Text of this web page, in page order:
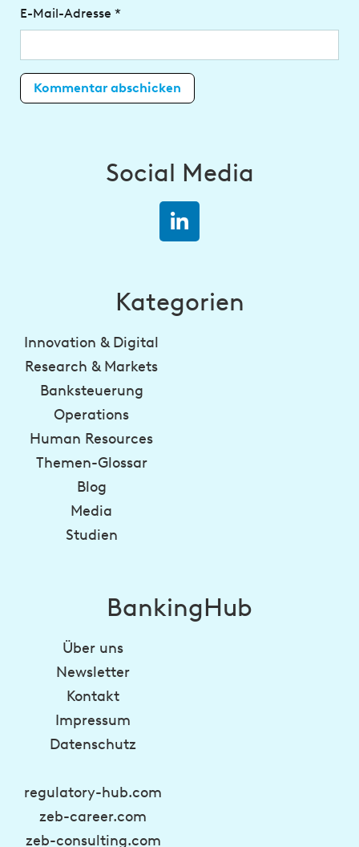
E-Mail-Adresse *
Social Media
Kategorien
Innovation & Digital
Research & Markets
Banksteuerung
Operations
Human Resources
Themen-Glossar
Blog
Media
Studien
BankingHub
Über uns
Newsletter
Kontakt
Impressum
Datenschutz
regulatory-hub.com
zeb-career.com
zeb-consulting.com